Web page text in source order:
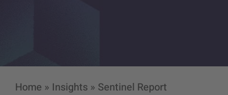
Home » Insights » Sentinel Report